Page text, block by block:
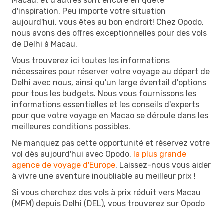
d'inspiration. Peu importe votre situation
aujourd'hui, vous êtes au bon endroit! Chez Opodo,
nous avons des offres exceptionnelles pour des vols
de Delhi à Macau.
Vous trouverez ici toutes les informations
nécessaires pour réserver votre voyage au départ de
Delhi avec nous, ainsi qu'un large éventail d'options
pour tous les budgets. Nous vous fournissons les
informations essentielles et les conseils d'experts
pour que votre voyage en Macao se déroule dans les
meilleures conditions possibles.
Ne manquez pas cette opportunité et réservez votre
vol dès aujourd'hui avec Opodo, la plus grande
agence de voyage d'Europe. Laissez-nous vous aider
à vivre une aventure inoubliable au meilleur prix !
Si vous cherchez des vols à prix réduit vers Macau
(MFM) depuis Delhi (DEL), vous trouverez sur Opodo